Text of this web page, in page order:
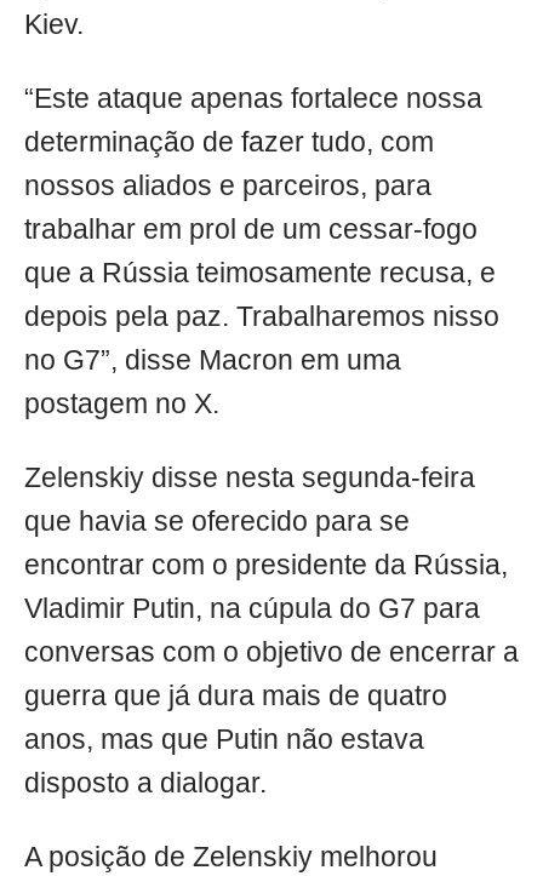
Kiev.
“Este ataque apenas fortalece nossa
determinação de fazer tudo, com
nossos aliados e parceiros, para
trabalhar em prol de um cessar-fogo
que a Rússia teimosamente recusa, e
depois pela paz. Trabalharemos nisso
no G7”, disse Macron em uma
postagem no X.
Zelenskiy disse nesta segunda-feira
que havia se oferecido para se
encontrar com o presidente da Rússia,
Vladimir Putin, na cúpula do G7 para
conversas com o objetivo de encerrar a
guerra que já dura mais de quatro
anos, mas que Putin não estava
disposto a dialogar.
A posição de Zelenskiy melhorou